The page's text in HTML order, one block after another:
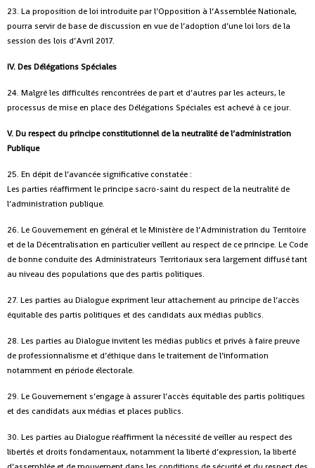
23. La proposition de loi introduite par l’Opposition à l’Assemblée Nationale,
pourra servir de base de discussion en vue de l’adoption d’une loi lors de la
session des lois d’Avril 2017.
IV. Des Délégations Spéciales
24. Malgré les difficultés rencontrées de part et d’autres par les acteurs, le
processus de mise en place des Délégations Spéciales est achevé à ce jour.
V. Du respect du principe constitutionnel de la neutralité de l’administration
Publique
25. En dépit de l’avancée significative constatée :
Les parties réaffirment le principe sacro-saint du respect de la neutralité de
l’administration publique.
26. Le Gouvernement en général et le Ministère de l’Administration du Territoire
et de la Décentralisation en particulier veillent au respect de ce principe. Le Code
de bonne conduite des Administrateurs Territoriaux sera largement diffusé tant
au niveau des populations que des partis politiques.
27. Les parties au Dialogue expriment leur attachement au principe de l’accès
équitable des partis politiques et des candidats aux médias publics.
28. Les parties au Dialogue invitent les médias publics et privés à faire preuve
de professionnalisme et d’éthique dans le traitement de l’information
notamment en période électorale.
29. Le Gouvernement s’engage à assurer l’accès équitable des partis politiques
et des candidats aux médias et places publics.
30. Les parties au Dialogue réaffirment la nécessité de veiller au respect des
libertés et droits fondamentaux, notamment la liberté d’expression, la liberté